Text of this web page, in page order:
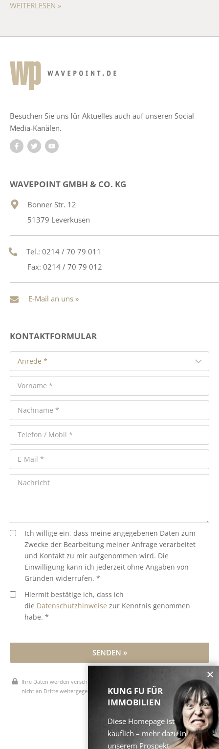
WEITERLESEN »
Besuchen Sie uns für Aktuelles auch auf unseren Social
Media-Kanälen.
WAVEPOINT GMBH & CO. KG
Bonner Str. 12
51379 Leverkusen
Tel.: 0214 / 70 79 011
Fax: 0214 / 70 79 012
E-Mail an uns »
KONTAKTFORMULAR
Ich willige ein, dass meine angegebenen Daten zum
Zwecke der Bearbeitung meiner Anfrage verarbeitet
und Kontakt zu mir aufgenommen wird. Die
Einwilligung kann ich jederzeit ohne Angaben von
Gründen widerrufen. *
Hiermit bestätige ich, dass ich
die Datenschutzhinweise zur Kenntnis genommen
habe. *
SENDEN »
Ihre Daten werden verschlüsselt übertragen, vertraulich behandelt und
nicht an Dritte weitergegeben.
* Pflichtfelder
KUNG FU FÜR
IMMOBILIEN
Diese Homepage ist
käuflich – mehr dazu in
unserem Prospekt.